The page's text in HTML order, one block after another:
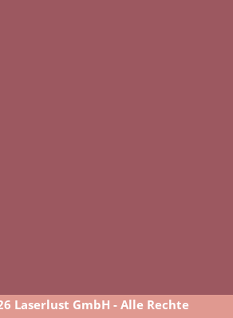
Laserlust GmbH - Alle Rechte